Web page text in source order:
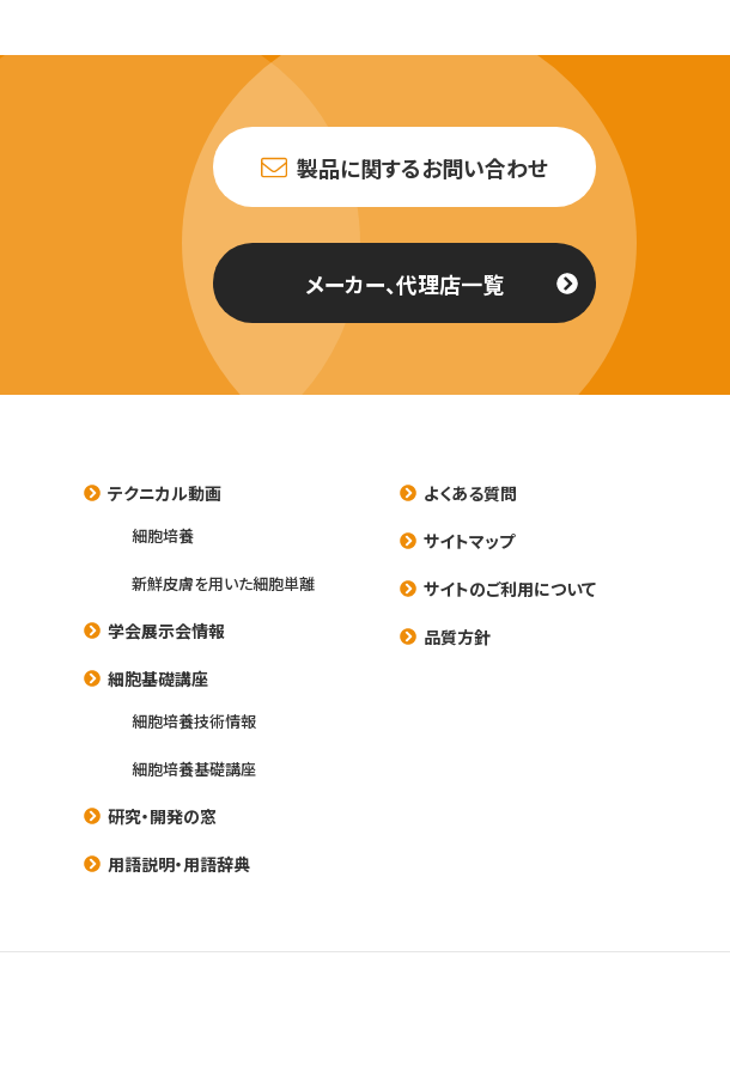
製品に関するお問い合わせ
メーカー、代理店一覧
テクニカル動画
細胞培養
新鮮皮膚を用いた細胞単離
学会展示会情報
細胞基礎講座
細胞培養技術情報
細胞培養基礎講座
研究・開発の窓
用語説明・用語辞典
よくある質問
サイトマップ
サイトのご利用について
品質方針